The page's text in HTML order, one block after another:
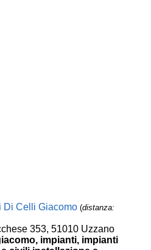
Di Celli Giacomo (distanza:
353, 51010 Uzzano
impianti, impianti